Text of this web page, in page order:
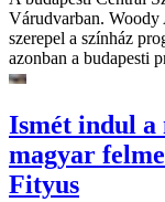
Várudvarban. Woody
szerepel a színház
azonban a budapesti
Ismét indul a
magyar
Fityus